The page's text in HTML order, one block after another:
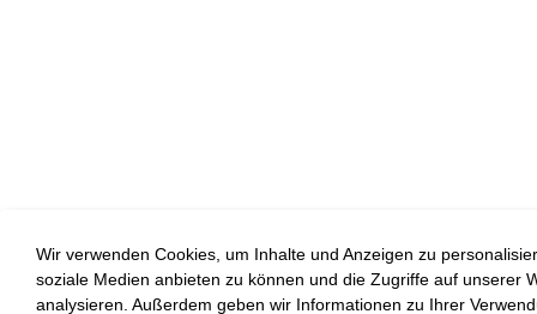
Wir verwenden Cookies, um Inhalte und Anzeigen zu
soziale Medien anbieten zu können und die Zugriffe auf unserer
analysieren. Außerdem geben wir Informationen zu Ihrer